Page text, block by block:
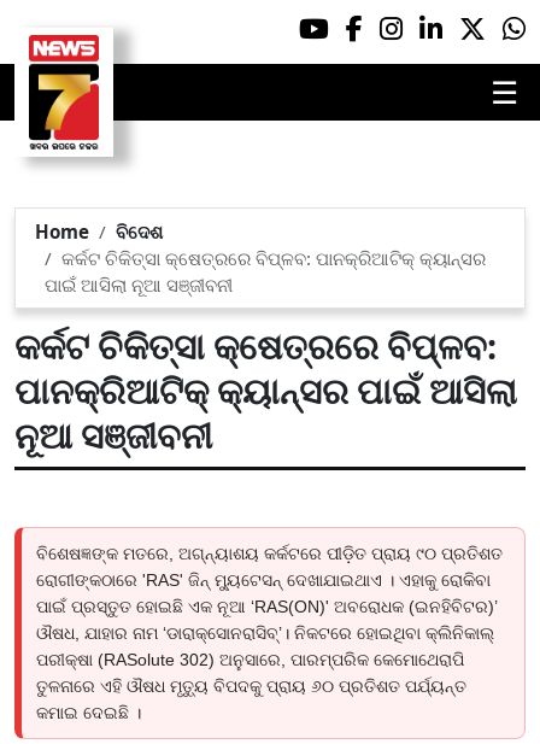
☰
Home
ବିଦେଶ
କର୍କଟ ଚିକିତ୍ସା କ୍ଷେତ୍ରରେ ବିପ୍ଳବ: ପାନକ୍ରିଆଟିକ୍ କ୍ୟାନ୍ସର
ପାଇଁ ଆସିଲା ନୂଆ ସଞ୍ଜୀବନୀ
କର୍କଟ ଚିକିତ୍ସା କ୍ଷେତ୍ରରେ ବିପ୍ଳବ:
ପାନକ୍ରିଆଟିକ୍ କ୍ୟାନ୍ସର ପାଇଁ ଆସିଲା
ନୂଆ ସଞ୍ଜୀବନୀ
ବିଶେଷଜ୍ଞଙ୍କ ମତରେ, ଅଗ୍ନ୍ୟାଶୟ କର୍କଟରେ ପୀଡ଼ିତ ପ୍ରାୟ ୯୦ ପ୍ରତିଶତ
ରୋଗୀଙ୍କଠାରେ 'RAS' ଜିନ୍ ମ୍ୟୁଟେସନ୍ ଦେଖାଯାଇଥାଏ । ଏହାକୁ ରୋକିବା
ପାଇଁ ପ୍ରସ୍ତୁତ ହୋଇଛି ଏକ ନୂଆ ‘RAS(ON)' ଅବରୋଧକ (ଇନହିବିଟର)’
ଔଷଧ, ଯାହାର ନାମ ‘ଡାରାକ୍ସୋନରାସିବ୍’। ନିକଟରେ ହୋଇଥିବା କ୍ଲିନିକାଲ୍
ପରୀକ୍ଷା (RASolute 302) ଅନୁସାରେ, ପାରମ୍ପରିକ କେମୋଥେରାପି
ତୁଳନାରେ ଏହି ଔଷଧ ମୃତ୍ୟୁ ବିପଦକୁ ପ୍ରାୟ ୬୦ ପ୍ରତିଶତ ପର୍ଯ୍ୟନ୍ତ
କମାଇ ଦେଇଛି ।